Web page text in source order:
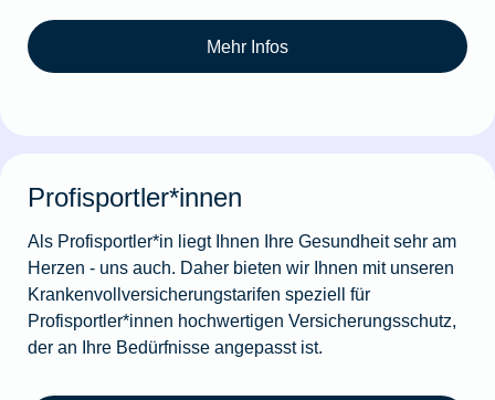
Mehr Infos
Profisportler*innen
Als Profisportler*in liegt Ihnen Ihre Gesundheit sehr am
Herzen - uns auch. Daher bieten wir Ihnen mit unseren
Krankenvollversicherungstarifen speziell für
Profisportler*innen hochwertigen Versicherungsschutz,
der an Ihre Bedürfnisse angepasst ist.